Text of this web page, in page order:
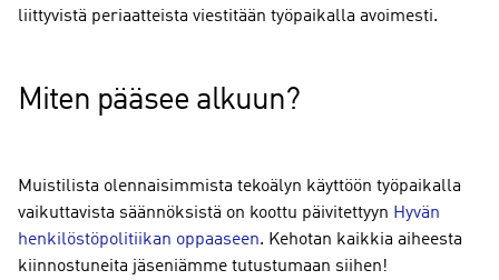
liittyvistä periaatteista viestitään työpaikalla avoimesti.
Miten pääsee alkuun?
Muistilista olennaisimmista tekoälyn käyttöön työpaikalla
vaikuttavista säännöksistä on koottu päivitettyyn Hyvän
henkilöstöpolitiikan oppaaseen. Kehotan kaikkia aiheesta
kiinnostuneita jäseniämme tutustumaan siihen!